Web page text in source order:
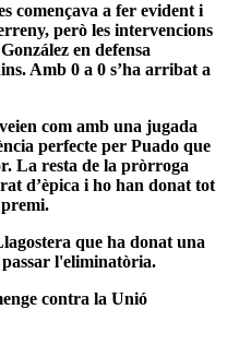
començava a fer evident i
però les intervencions
en defensa
Amb 0 a 0 s’ha arribat a
com amb una jugada
perfecte per Puado que
La resta de la pròrroga
d’èpica i ho han donat tot
que ha donat una
l'eliminatòria.
contra la Unió